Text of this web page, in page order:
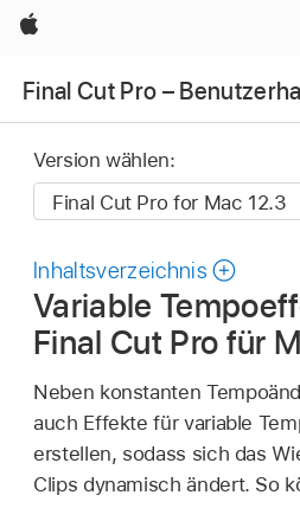
Apple
Final Cut Pro –
Version wählen:
Inhaltsverzeichnis
Variable
Final Cut Pro für
Neben konstanten
auch Effekte für variable
erstellen, sodass sich das
Clips dynamisch ändert. So